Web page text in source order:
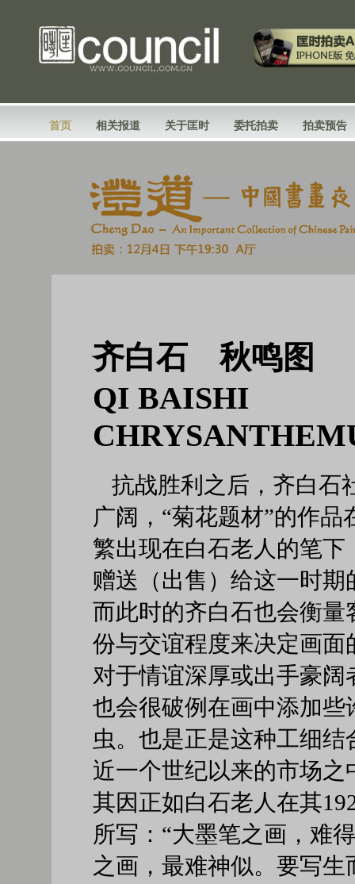
首页 相关报道 关于匡时 委托拍卖 拍卖预告
齐白石 秋鸣图
QI BAISHI
抗战胜利之后，齐白石
广阔，“菊花题材”的作品
繁出现在白石老人的笔下
赠送（出售）给这一时期
而此时的齐白石也会衡量
份与交谊程度来决定画面
对于情谊深厚或出手豪阔
也会很破例在画中添加些
虫。也是正是这种工细结
近一个世纪以来的市场之
其因正如白石老人在其
所写：“大墨笔之画，难
之画，最难神似。要写生